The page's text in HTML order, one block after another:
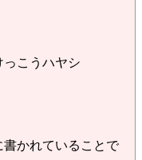
っこうハヤシ
かれていることで